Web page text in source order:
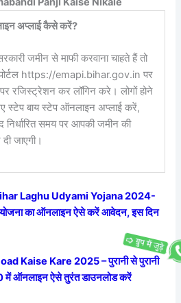
अप्लाई कैसे करें?
जमीन से माफी करवाना चाहते हैं तो
https://emapi.bihar.gov.in पर
पर रजिस्ट्रेशन कर लॉगिन करे। लोगों होने
स्टेप बाय स्टेप ऑनलाइन अप्लाई करें,
समय पर आपकी जमीन की
दी जाएगी।
Laghu Udyami Yojana 2024-
योजना का ऑनलाइन ऐसे करें आवेदन, इस दिन
Kaise Kare 2025 – पुरानी से पुरानी
में ऑनलाइन ऐसे तुरंत डाउनलोड करें